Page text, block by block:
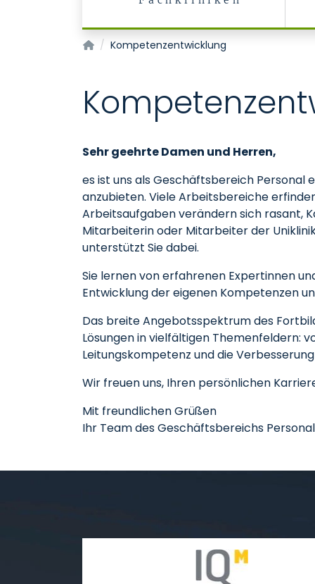
Pflegedienst
Kompetenzentwicklung
Sehr geehrte Damen und Herren,
es ist uns als Geschäftsbereich
anzubieten. Viele Arbeitsbereiche
Arbeitsaufgaben verändern sich rasant,
Mitarbeiterin oder Mitarbeiter der
unterstützt Sie dabei.
Sie lernen von erfahrenen Expertinnen
Entwicklung der eigenen Kompetenzen
Das breite Angebotsspektrum des
Lösungen in vielfältigen Themenfeldern:
Leitungskompetenz und die
Wir freuen uns, Ihren persönlichen
Mit freundlichen Grüßen
Ihr Team des Geschäftsbereichs